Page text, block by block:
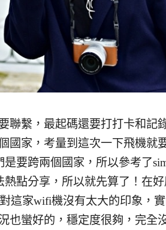
聯繫，最起碼還要打打卡和記
國家，考量到這次一下飛機就
要跨兩個國家，所以參考了
點分享，所以就先算了！在好
這家wifi機沒有太大的印象，
也蠻好的，穩定度很夠，完全